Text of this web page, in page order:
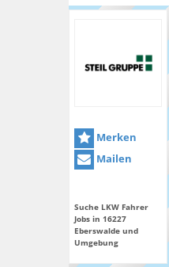
Merken
Mailen
Suche LKW Fahrer
Jobs in 16227
Eberswalde und
Umgebung